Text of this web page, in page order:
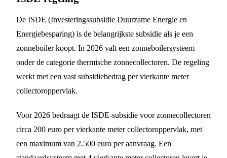
De ISDE (Investeringssubsidie Duurzame Energie en
Energiebesparing) is de belangrijkste subsidie als je een
zonneboiler koopt. In 2026 valt een zonneboilersysteem
onder de categorie thermische zonnecollectoren. De regeling
werkt met een vast subsidiebedrag per vierkante meter
collectoroppervlak.
Voor 2026 bedraagt de ISDE-subsidie voor zonnecollectoren
circa 200 euro per vierkante meter collectoroppervlak, met
een maximum van 2.500 euro per aanvraag. Een